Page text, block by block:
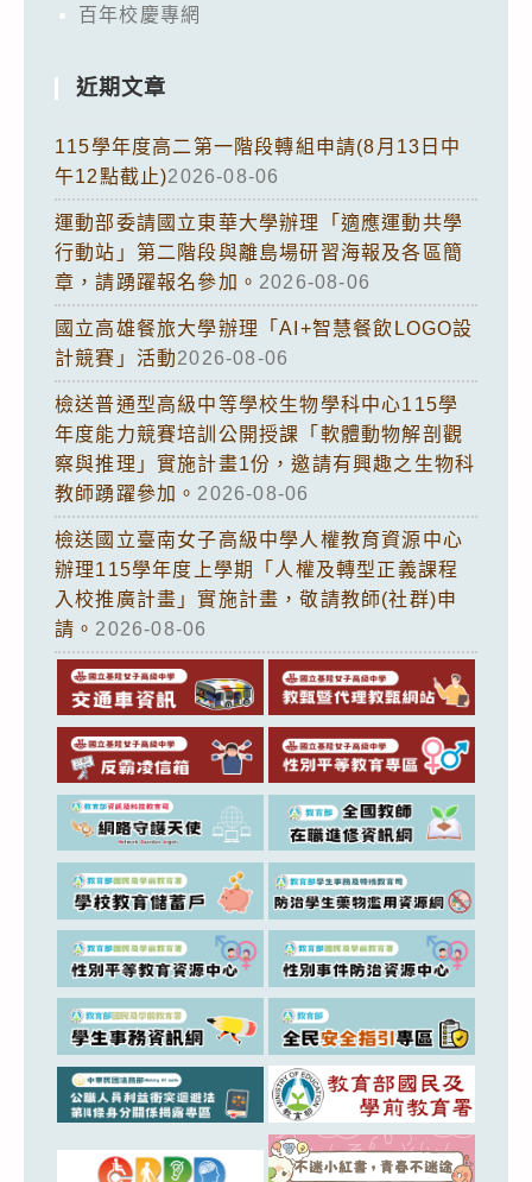
百年校慶專網
近期文章
115學年度高二第一階段轉組申請(8月13日中
午12點截止)2026-08-06
運動部委請國立東華大學辦理「適應運動共學
行動站」第二階段與離島場研習海報及各區簡
章，請踴躍報名參加。 2026-08-06
國立高雄餐旅大學辦理「AI+智慧餐飲LOGO設
計競賽」活動2026-08-06
檢送普通型高級中等學校生物學科中心115學
年度能力競賽培訓公開授課「軟體動物解剖觀
察與推理」實施計畫1份，邀請有興趣之生物科
教師踴躍參加。 2026-08-06
檢送國立臺南女子高級中學人權教育資源中心
辦理115學年度上學期「人權及轉型正義課程
入校推廣計畫」實施計畫，敬請教師(社群)申
請。 2026-08-06